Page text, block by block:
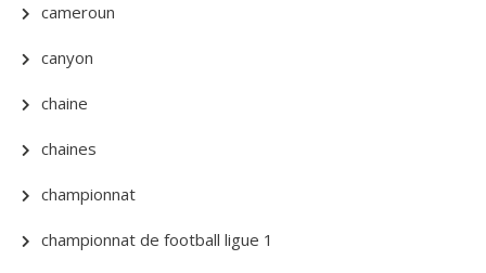
cameroun
canyon
chaine
chaines
championnat
championnat de football ligue 1